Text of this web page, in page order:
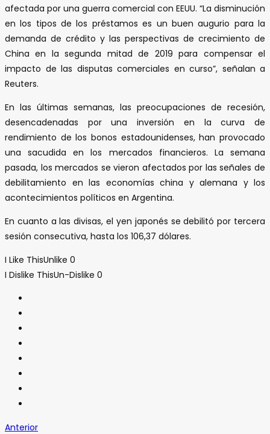
afectada por una guerra comercial con EEUU. “La disminución
en los tipos de los préstamos es un buen augurio para la
demanda de crédito y las perspectivas de crecimiento de
China en la segunda mitad de 2019 para compensar el
impacto de las disputas comerciales en curso”, señalan a
Reuters.
En las últimas semanas, las preocupaciones de recesión,
desencadenadas por una inversión en la curva de
rendimiento de los bonos estadounidenses, han provocado
una sacudida en los mercados financieros. La semana
pasada, los mercados se vieron afectados por las señales de
debilitamiento en las economías china y alemana y los
acontecimientos políticos en Argentina.
En cuanto a las divisas, el yen japonés se debilitó por tercera
sesión consecutiva, hasta los 106,37 dólares.
I Like ThisUnlike 0
I Dislike ThisUn-Dislike 0
Anterior